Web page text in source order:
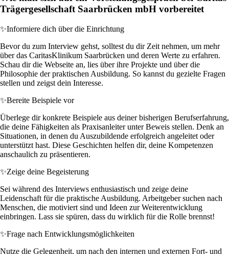
Trägergesellschaft Saarbrücken mbH vorbereitet
✨Informiere dich über die Einrichtung
Bevor du zum Interview gehst, solltest du dir Zeit nehmen, um mehr
über das CaritasKlinikum Saarbrücken und deren Werte zu erfahren.
Schau dir die Webseite an, lies über ihre Projekte und über die
Philosophie der praktischen Ausbildung. So kannst du gezielte Fragen
stellen und zeigst dein Interesse.
✨Bereite Beispiele vor
Überlege dir konkrete Beispiele aus deiner bisherigen Berufserfahrung,
die deine Fähigkeiten als Praxisanleiter unter Beweis stellen. Denk an
Situationen, in denen du Auszubildende erfolgreich angeleitet oder
unterstützt hast. Diese Geschichten helfen dir, deine Kompetenzen
anschaulich zu präsentieren.
✨Zeige deine Begeisterung
Sei während des Interviews enthusiastisch und zeige deine
Leidenschaft für die praktische Ausbildung. Arbeitgeber suchen nach
Menschen, die motiviert sind und Ideen zur Weiterentwicklung
einbringen. Lass sie spüren, dass du wirklich für die Rolle brennst!
✨Frage nach Entwicklungsmöglichkeiten
Nutze die Gelegenheit, um nach den internen und externen Fort- und